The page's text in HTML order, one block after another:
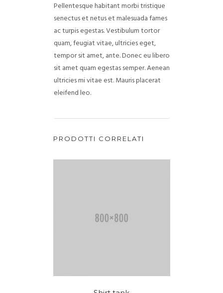
Pellentesque habitant morbi tristique
senectus et netus et malesuada fames
ac turpis egestas. Vestibulum tortor
quam, feugiat vitae, ultricies eget,
tempor sit amet, ante. Donec eu libero
sit amet quam egestas semper. Aenean
ultricies mi vitae est. Mauris placerat
eleifend leo.
PRODOTTI CORRELATI